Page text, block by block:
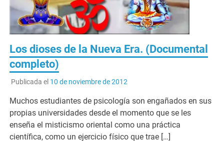
Los dioses de la Nueva Era. (Documental
completo)
Publicada el 10 de noviembre de 2012
Muchos estudiantes de psicología son engañados en sus
propias universidades desde el momento que se les
enseña el misticismo oriental como una práctica
científica, como un ejercicio físico que trae […]